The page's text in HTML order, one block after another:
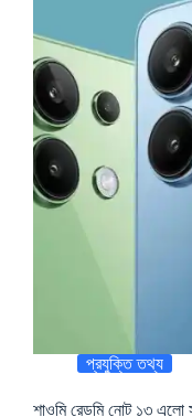
প্রযুক্তি তথ্য
শাওমি রেডমি নোট ১৩ এলো